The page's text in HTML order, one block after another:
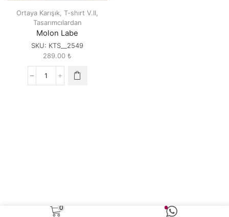
Ortaya Karışık, T-shırt V.II,
Tasarımcılardan
Molon Labe
SKU: KTS__2549
289.00 ₺
Molon
0